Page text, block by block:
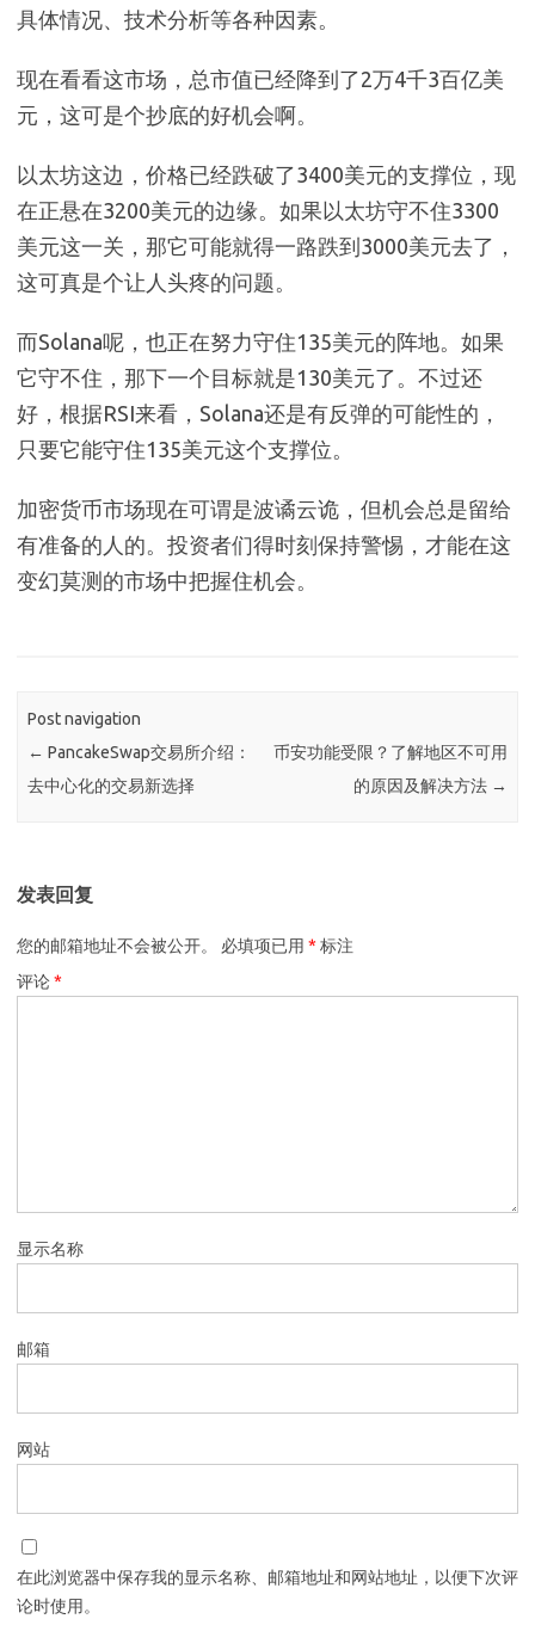
具体情况、技术分析等各种因素。
现在看看这市场，总市值已经降到了2万4千3百亿美
元，这可是个抄底的好机会啊。
以太坊这边，价格已经跌破了3400美元的支撑位，现
在正悬在3200美元的边缘。如果以太坊守不住3300
美元这一关，那它可能就得一路跌到3000美元去了，
这可真是个让人头疼的问题。
而Solana呢，也正在努力守住135美元的阵地。如果
它守不住，那下一个目标就是130美元了。不过还
好，根据RSI来看，Solana还是有反弹的可能性的，
只要它能守住135美元这个支撑位。
加密货币市场现在可谓是波谲云诡，但机会总是留给
有准备的人的。投资者们得时刻保持警惕，才能在这
变幻莫测的市场中把握住机会。
Post navigation
← PancakeSwap交易所介绍：
去中心化的交易新选择
币安功能受限？了解地区不可用
的原因及解决方法 →
发表回复
您的邮箱地址不会被公开。 必填项已用 * 标注
评论*
显示名称
邮箱
网站
在此浏览器中保存我的显示名称、邮箱地址和网站地址，以便下次评
论时使用。